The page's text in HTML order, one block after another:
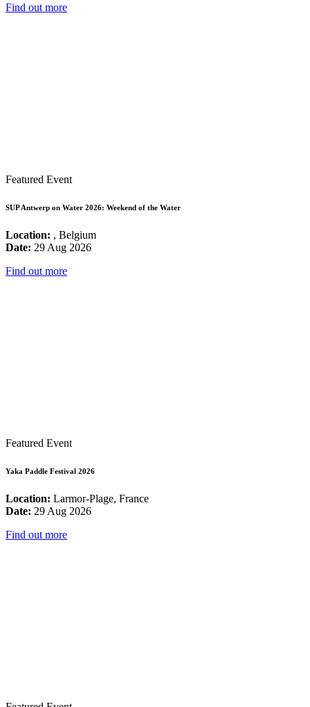
Find out more
Featured Event
SUP Antwerp on Water 2026: Weekend of the Water
Location: , Belgium
Date: 29 Aug 2026
Find out more
Featured Event
Yaka Paddle Festival 2026
Location: Larmor-Plage, France
Date: 29 Aug 2026
Find out more